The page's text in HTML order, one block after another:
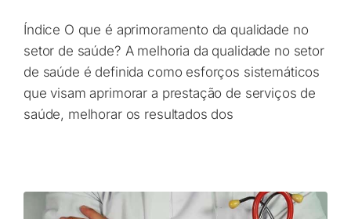
Índice O que é aprimoramento da qualidade no
setor de saúde? A melhoria da qualidade no setor
de saúde é definida como esforços sistemáticos
que visam aprimorar a prestação de serviços de
saúde, melhorar os resultados dos